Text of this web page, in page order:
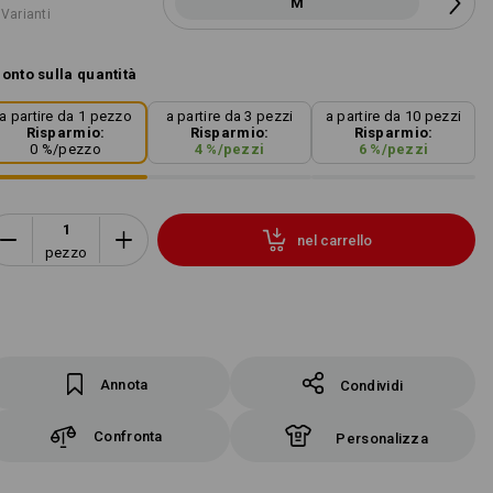
sulla quantità
a partire da 1 pezzo
Risparmio:
0 %/pezzo
a partire da 3 pezzi
Risparmio:
4%/pezzi
a partire da 10 pezzi
Risparmio:
6%/pezzi
pezzo
nel carrello
Annota Condividi
Confronta Personalizza